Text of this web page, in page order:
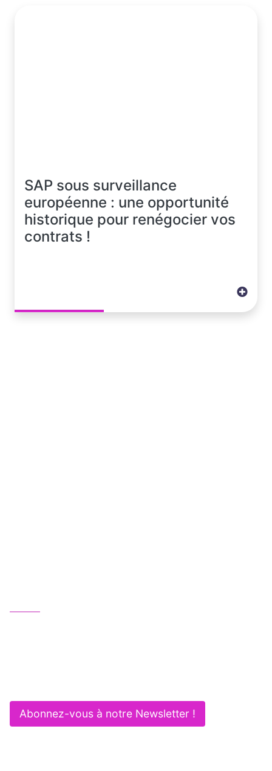
SAP sous surveillance
européenne : une opportunité
historique pour renégocier vos
contrats !
Abonnez-vous à notre Newsletter !